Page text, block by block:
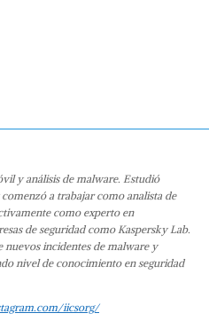
y análisis de malware. Estudió
a trabajar como analista de
como experto en
de seguridad como Kaspersky Lab.
incidentes de malware y
nivel de conocimiento en seguridad
iicsorg/